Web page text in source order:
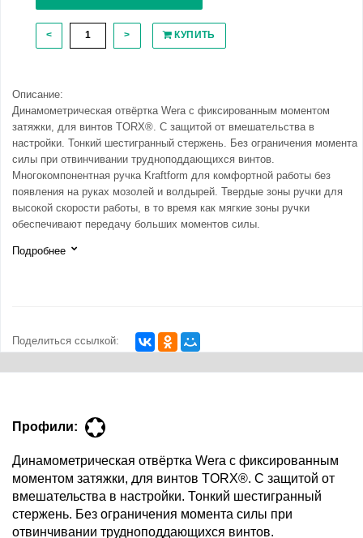
< > КУПИТЬ
Описание:
Динамометрическая отвёртка Wera с фиксированным моментом
затяжки, для винтов TORX®. С защитой от вмешательства в
настройки. Тонкий шестигранный стержень. Без ограничения момента
силы при отвинчивании трудноподдающихся винтов.
Многокомпонентная ручка Kraftform для комфортной работы без
появления на руках мозолей и волдырей. Твердые зоны ручки для
высокой скорости работы, в то время как мягкие зоны ручки
обеспечивают передачу больших моментов силы.
Подробнее
Поделиться ссылкой:
Профили:
Динамометрическая отвёртка Wera с фиксированным
моментом затяжки, для винтов TORX®. С защитой от
вмешательства в настройки. Тонкий шестигранный
стержень. Без ограничения момента силы при
отвинчивании трудноподдающихся винтов.